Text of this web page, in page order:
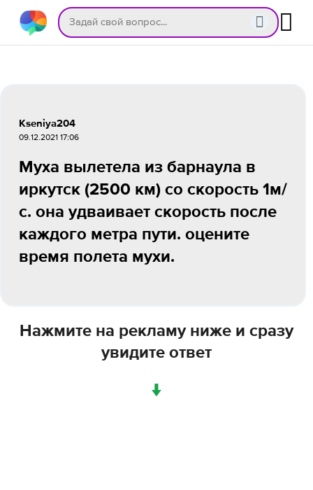
Kseniya204
09.12.2021 17:06
Муха вылетела из барнаула в
иркутск (2500 км) со скорость 1м/
с. она удваивает скорость после
каждого метра пути. оцените
время полета мухи.
Нажмите на рекламу ниже и сразу
увидите ответ
↓